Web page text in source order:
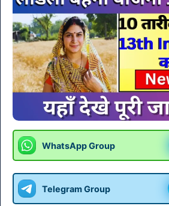
WhatsApp Group
Telegram Group